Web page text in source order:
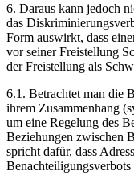
6. Daraus kann jedoch
das
Form auswirkt, dass
vor seiner Freistellung
der Freistellung als
6.1. Betrachtet man die
ihrem Zusammenhang
um eine Regelung des
Beziehungen zwischen
spricht dafür, dass